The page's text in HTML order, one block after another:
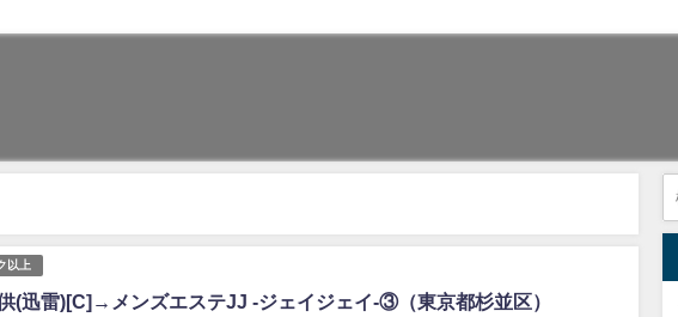
以上
(迅雷)[C]→メンズエステJJ -ジェイジェイ-③（東京都杉並区）